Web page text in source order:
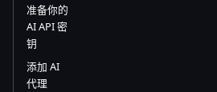
准备你的
AI API 密
钥
添加 AI
代理